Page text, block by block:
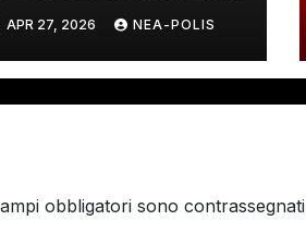
Terme
APR 27, 2026 NEA-POLIS
obbligatori sono contrassegnati